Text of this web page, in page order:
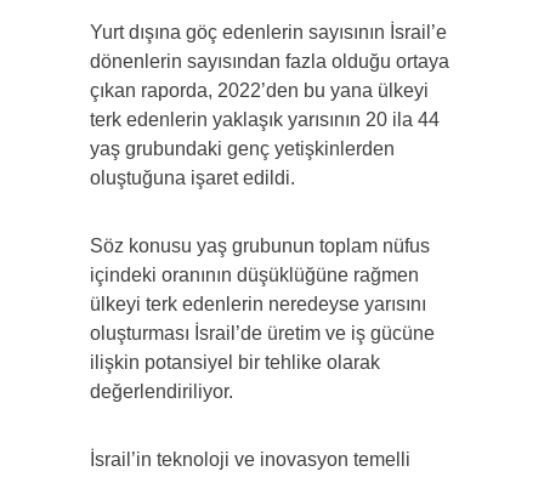
Yurt dışına göç edenlerin sayısının İsrail’e
dönenlerin sayısından fazla olduğu ortaya
çıkan raporda, 2022’den bu yana ülkeyi
terk edenlerin yaklaşık yarısının 20 ila 44
yaş grubundaki genç yetişkinlerden
oluştuğuna işaret edildi.
Söz konusu yaş grubunun toplam nüfus
içindeki oranının düşüklüğüne rağmen
ülkeyi terk edenlerin neredeyse yarısını
oluşturması İsrail’de üretim ve iş gücüne
ilişkin potansiyel bir tehlike olarak
değerlendiriliyor.
İsrail’in teknoloji ve inovasyon temelli